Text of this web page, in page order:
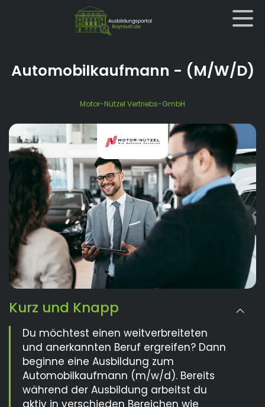
Automobilkaufmann - (M/W/D)
Motor-Nützel Vertriebs-GmbH
Kurz und Knapp
Du möchtest einen weitverbreiteten
und anerkannten Beruf ergreifen? Dann
beginne eine Ausbildung zum
Automobilkaufmann (m/w/d). Bereits
während der Ausbildung arbeitst du
aktiv in verschieden Bereichen wie